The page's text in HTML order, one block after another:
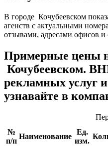
В городе Кочубеевском
агенств с актуальными
отзывами, адресами офисов
Примерные цены
Кочубеевском.
рекламных услуг
узнавайте в
№
п/п
Наименование
Ед.
изм.